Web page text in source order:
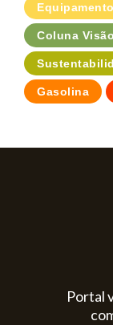
Coluna
Gasolina
Portal